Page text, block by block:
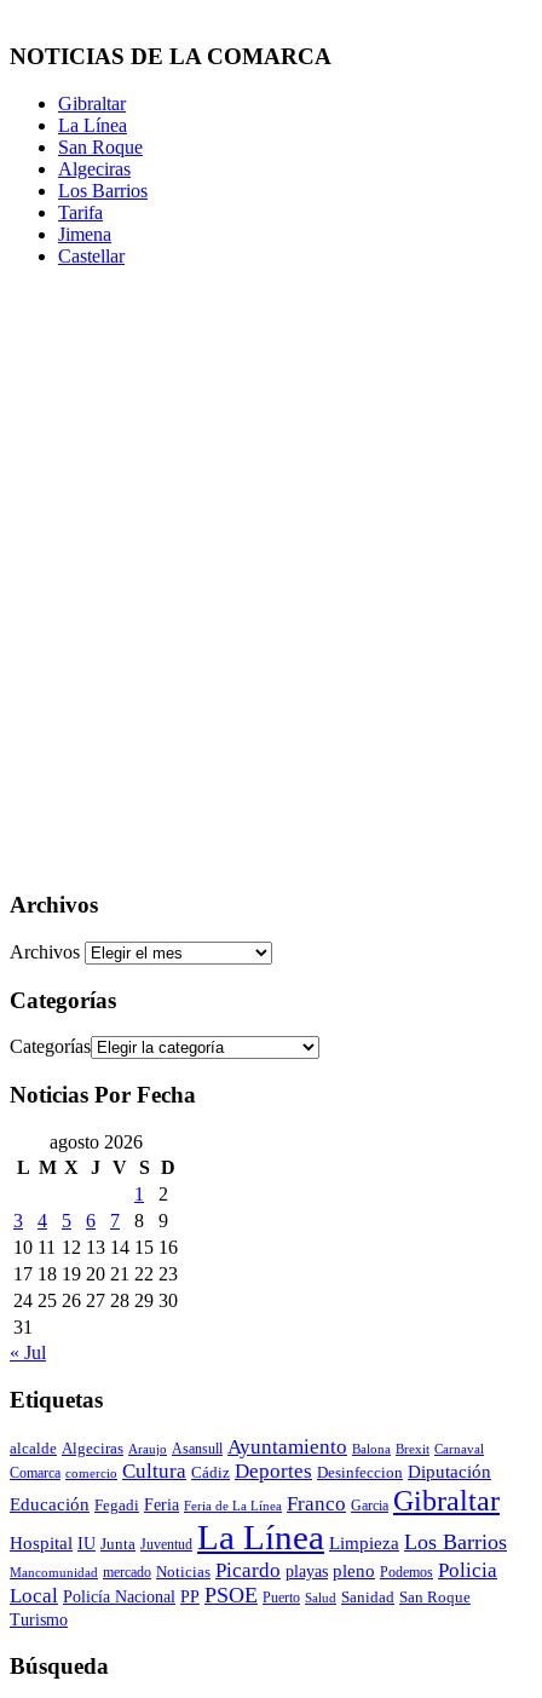
NOTICIAS DE LA COMARCA
Gibraltar
La Línea
San Roque
Algeciras
Los Barrios
Tarifa
Jimena
Castellar
Archivos
Archivos
Categorías
Categorías
Noticias Por Fecha
agosto 2026
L M X J V S D
1
2
3
4 5 6 7 8
9
10 11 12 13 14 15 16
17 18 19 20 21 22 23
24 25 26 27 28 29 30
31
« Jul
Etiquetas
alcalde Algeciras Araujo Asansull Ayuntamiento Balona Brexit Carnaval
Comarca comercio Cultura Cádiz Deportes Desinfeccion Diputación
Educación Fegadi Feria Feria de La Línea Franco Garcia Gibraltar
Hospital IU Junta Juventud La Línea Limpieza Los Barrios
Mancomunidad mercado Noticias Picardo playas pleno Podemos Policia
Local Policía Nacional PP PSOE Puerto Salud Sanidad San Roque
Turismo
Búsqueda